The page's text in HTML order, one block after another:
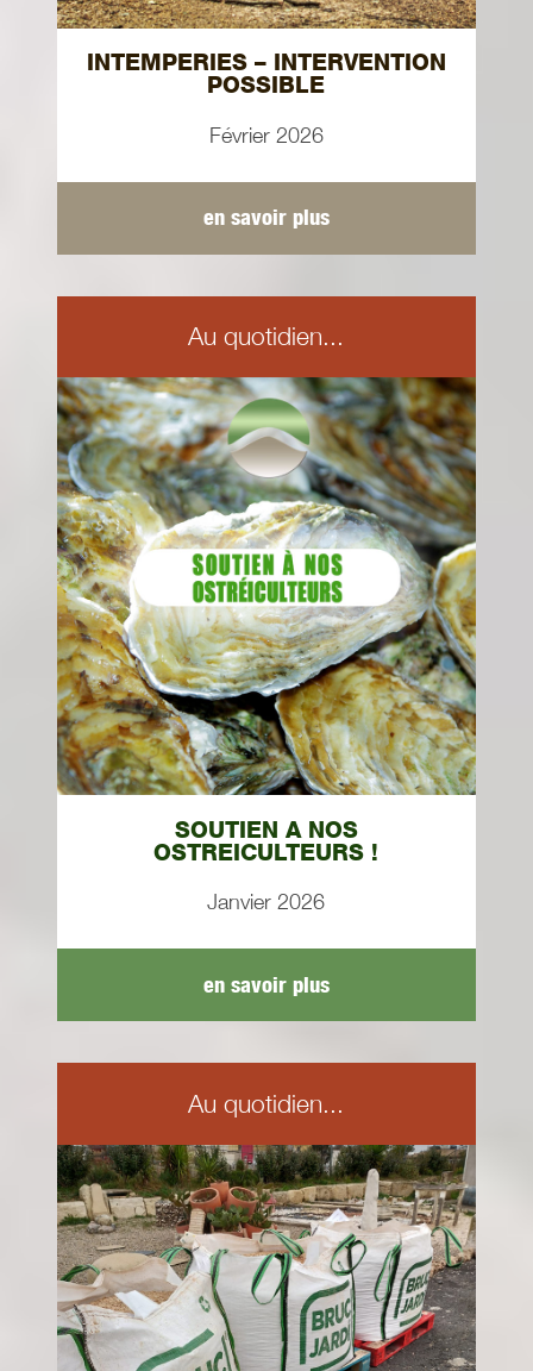
INTEMPERIES – INTERVENTION
POSSIBLE
Février 2026
en savoir plus
Au quotidien...
SOUTIEN A NOS
OSTREICULTEURS !
Janvier 2026
en savoir plus
Au quotidien...